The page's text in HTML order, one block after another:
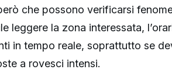
che possono verificarsi
leggere la zona interessata,
in tempo reale, soprattutto se
a rovesci intensi.